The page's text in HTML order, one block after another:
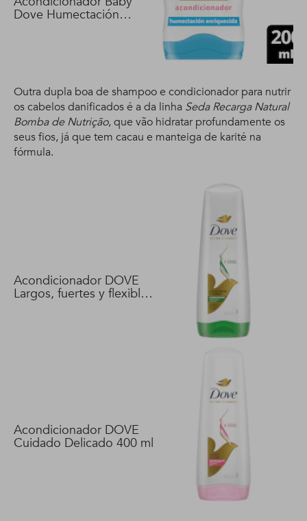
Dove Humectación
Outra dupla boa de shampoo e condicionador para nutrir
os cabelos danificados é a da linha Seda Recarga Natural
Bomba de Nutrição, que vão hidratar profundamente os
seus fios, já que tem cacau e manteiga de karité na
fórmula.
Acondicionador DOVE
Largos, fuertes y flexibles
Acondicionador DOVE
Cuidado Delicado 400 ml